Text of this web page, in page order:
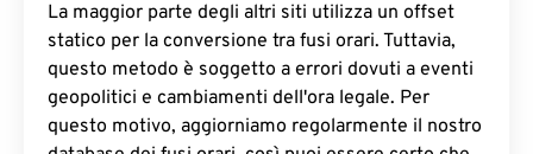
La maggior parte degli altri siti utilizza un offset
statico per la conversione tra fusi orari. Tuttavia,
questo metodo è soggetto a errori dovuti a eventi
geopolitici e cambiamenti dell'ora legale. Per
questo motivo, aggiorniamo regolarmente il nostro